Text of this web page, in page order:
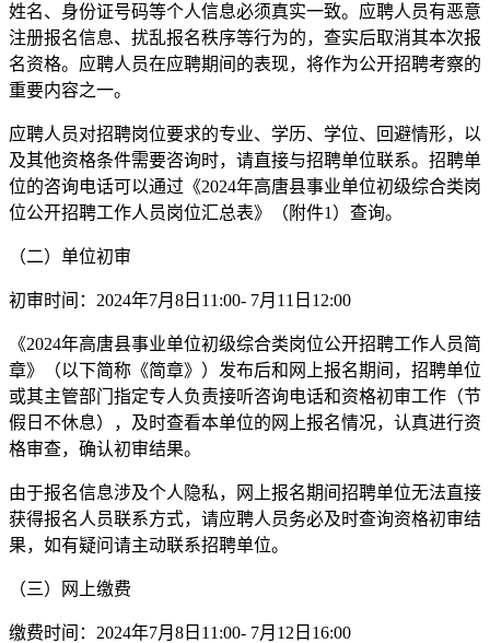
姓名、身份证号码等个人信息必须真实一致。应聘人员有恶意
注册报名信息、扰乱报名秩序等行为的，查实后取消其本次报
名资格。应聘人员在应聘期间的表现，将作为公开招聘考察的
重要内容之一。
应聘人员对招聘岗位要求的专业、学历、学位、回避情形，以
及其他资格条件需要咨询时，请直接与招聘单位联系。招聘单
位的咨询电话可以通过《2024年高唐县事业单位初级综合类岗
位公开招聘工作人员岗位汇总表》（附件1）查询。
（二）单位初审
初审时间：2024年7月8日11:00- 7月11日12:00
《2024年高唐县事业单位初级综合类岗位公开招聘工作人员简
章》（以下简称《简章》）发布后和网上报名期间，招聘单位
或其主管部门指定专人负责接听咨询电话和资格初审工作（节
假日不休息），及时查看本单位的网上报名情况，认真进行资
格审查，确认初审结果。
由于报名信息涉及个人隐私，网上报名期间招聘单位无法直接
获得报名人员联系方式，请应聘人员务必及时查询资格初审结
果，如有疑问请主动联系招聘单位。
（三）网上缴费
缴费时间：2024年7月8日11:00- 7月12日16:00